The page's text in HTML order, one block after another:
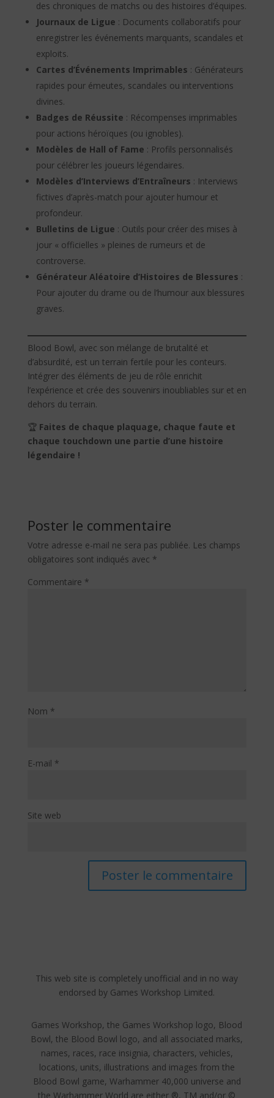
des chroniques de matchs ou des histoires d’équipes.
Journaux de Ligue : Documents collaboratifs pour
enregistrer les événements marquants, scandales et
exploits.
Cartes d’Événements Imprimables : Générateurs
rapides pour émeutes, scandales ou interventions
divines.
Badges de Réussite : Récompenses imprimables
pour actions héroïques (ou ignobles).
Modèles de Hall of Fame : Profils personnalisés
pour célébrer les joueurs légendaires.
Modèles d’Interviews d’Entraîneurs : Interviews
fictives d’après-match pour ajouter humour et
profondeur.
Bulletins de Ligue : Outils pour créer des mises à
jour « officielles » pleines de rumeurs et de
controverse.
Générateur Aléatoire d’Histoires de Blessures :
Pour ajouter du drame ou de l’humour aux blessures
graves.
Blood Bowl, avec son mélange de brutalité et
d’absurdité, est un terrain fertile pour les conteurs.
Intégrer des éléments de jeu de rôle enrichit
l’expérience et crée des souvenirs inoubliables sur et en
dehors du terrain.
🏆 Faites de chaque plaquage, chaque faute et
chaque touchdown une partie d’une histoire
légendaire !
Poster le commentaire
Votre adresse e-mail ne sera pas publiée. Les champs
obligatoires sont indiqués avec *
Commentaire *
Nom *
E-mail *
Site web
This web site is completely unofficial and in no way
endorsed by Games Workshop Limited.
Games Workshop, the Games Workshop logo, Blood
Bowl, the Blood Bowl logo, and all associated marks,
names, races, race insignia, characters, vehicles,
locations, units, illustrations and images from the
Blood Bowl game, Warhammer 40,000 universe and
the Warhammer World are either ®, TM and/or ©